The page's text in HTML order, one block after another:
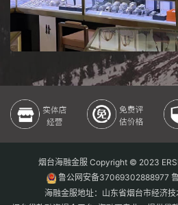
烟台海融金服 Copyright © 2023
鲁公网安备37069302888977
海融金服地址：山东省烟台市经济